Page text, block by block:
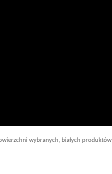
wybranych, białych produktów